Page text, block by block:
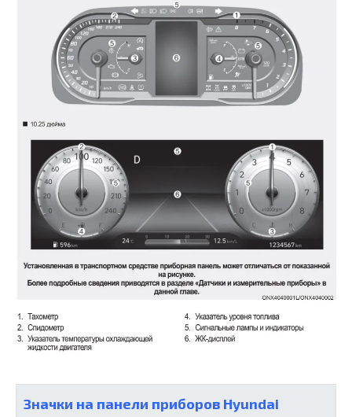
Значки на панели приборов Hyundai